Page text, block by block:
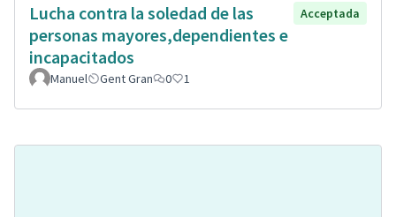
Lucha contra la soledad de las
personas mayores,dependientes e
incapacitados
Acceptada
Manuel Gent Gran 0 1